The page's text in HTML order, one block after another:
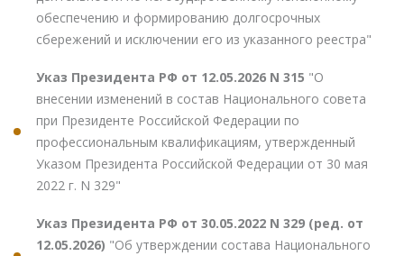
обеспечению и формированию долгосрочных
сбережений и исключении его из указанного реестра"
Указ Президента РФ от 12.05.2026 N 315 "О
внесении изменений в состав Национального совета
при Президенте Российской Федерации по
профессиональным квалификациям, утвержденный
Указом Президента Российской Федерации от 30 мая
2022 г. N 329"
Указ Президента РФ от 30.05.2022 N 329 (ред. от
12.05.2026) "Об утверждении состава Национального